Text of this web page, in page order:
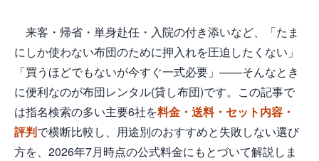
来客・帰省・単身赴任・入院の付き添いなど、「たま
にしか使わない布団のために押入れを圧迫したくない」
「買うほどでもないが今すぐ一式必要」——そんなとき
に便利なのが布団レンタル(貸し布団)です。この記事で
は指名検索の多い主要6社を料金・送料・セット内容・
評判で横断比較し、用途別のおすすめと失敗しない選び
方を、2026年7月時点の公式料金にもとづいて解説しま